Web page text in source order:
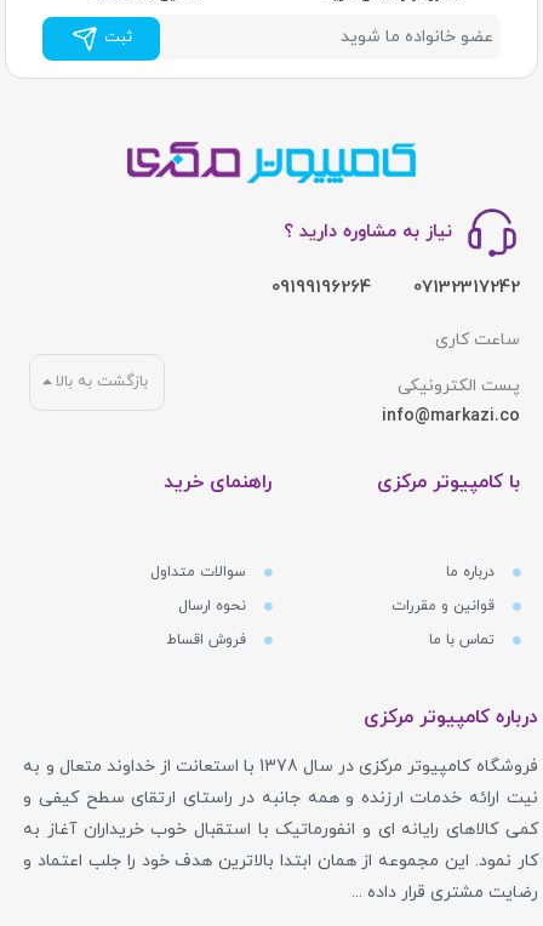
ثبت
نیاز به مشاوره دارید ؟
07132317242
09199196264
ساعت کاری
پست الکترونیکی
info@markazi.co
با کامپیوتر مرکزی
درباره ما
قوانین و مقررات
تماس با ما
راهنمای خرید
سوالات متداول
نحوه ارسال
فروش اقساط
بازگشت به بالا
درباره کامپیوتر مرکزی
فروشگاه کامپیوتر مرکزی در سال 1378 با استعانت از خداوند متعال و به
نیت ارائه خدمات ارزنده و همه جانبه در راستای ارتقای سطح کیفی و
کمی کالاهای رایانه ای و انفورماتیک با استقبال خوب خریداران آغاز به
کار نمود. این مجموعه از همان ابتدا بالاترین هدف خود را جلب اعتماد و
رضایت مشتری قرار داده ...